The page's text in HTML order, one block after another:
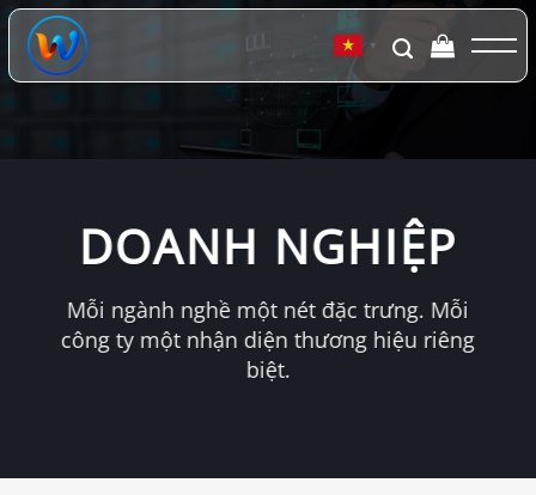
Chuyển
đến
dung
▼
DOANH NGHIỆP
Mỗi ngành nghề một nét đặc trưng. Mỗi
công ty một nhận diện thương hiệu riêng
biệt.